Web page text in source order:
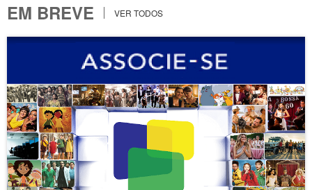
EM BREVE VER TODOS